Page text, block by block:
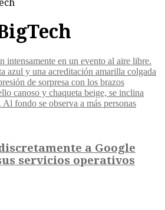
a Google
servicios operativos